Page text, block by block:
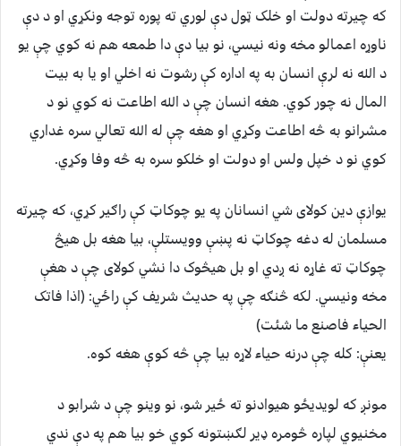
که چيرته دولت او خلک ټول دې لوري ته پوره توجه ونکړي او د دې
ناوړه اعمالو مخه ونه نيسي، نو بيا دې دا طمعه هم نه کوي چې يو
د الله نه لرې انسان به په اداره كې رشوت نه اخلي او يا به بيت
المال نه چور کوي. هغه انسان چې د الله اطاعت نه کوي نو د
مشرانو به څه اطاعت وکړي او هغه چې له الله تعالي سره غداري
کوي نو د خپل ولس او دولت او خلکو سره به څه وفا وکړي.
يوازې دين كولاى شي انسانان په يو چوکاټ كې راګير کړي، که چيرته
مسلمان له دغه چوكاټ نه پښې وويستلې، بيا هغه بل هيڅ
چوکاټ ته غاړه نه ږدي او بل هيڅوک دا نشي کولاى چې د هغې
مخه ونيسي. لکه څنګه چې په حديث شريف كې راځي: (اذا فاتک
الحياء فاصنع ما شئت)
يعنې: کله چې درنه حياء لاړه بيا چې څه کوې هغه كوه.
مونږ که لويديځو هيوادنو ته ځير شو، نو وينو چې د شرابو د
مخنيوي لپاره څومره ډير لګښتونه كوي خو بيا هم په دې ندي